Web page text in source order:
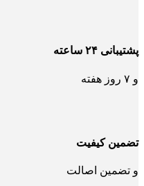
پشتیبانی ۲۴ ساعته
و ۷ روز هفته
تضمین کیفیت
و تضمین اصالت